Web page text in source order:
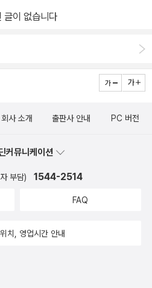
연주하는 등, 서양의 음악과 동양의
운동을 알리며, 김대중 납치 때 구명
평화와 민주화를 위해 애썼다. 평생 사
지 못한 채 독일 베를린에서 눈을 감
삶이 역사와 교양과 감동으로 되살
야의 인물로 다양한 시각과 풍부한
야기’ 스무 번째 책이 나왔습니다. 굴
기입니다. 인물 이야기 하
이나 한국의 민주화에 대한 열정을 불
상의 세계에도빠져볼 생각이다.다만
이 제대로 이해하기가 쉽지않다. 중
글이 없습니다
회사 소개 출판사 안내 PC 버전
커뮤니케이션
부담) 1544-2514
FAQ
치, 영업시간 안내